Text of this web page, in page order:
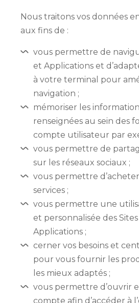
Nous traitons vos données
aux fins de :
vous permettre de
et Applications et
à votre terminal pour
navigation ;
mémoriser les
renseignées au sein des
compte utilisateur par
vous permettre de
sur les réseaux sociaux ;
vous permettre
services ;
vous permettre une
et personnalisée des
Applications ;
cerner vos besoins et
pour vous fournir les
les mieux adaptés ;
vous permettre d’ouvrir
compte afin d’accéder à